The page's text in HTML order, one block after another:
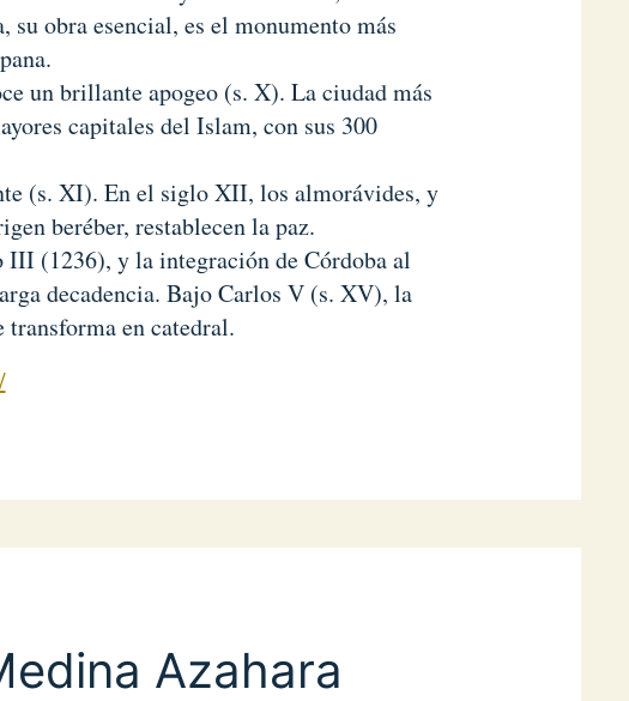
obra esencial, es el monumento más
un brillante apogeo (s. X). La ciudad más
capitales del Islam, con sus 300
(s. XI). En el siglo XII, los almorávides, y
beréber, restablecen la paz.
III (1236), y la integración de Córdoba al
decadencia. Bajo Carlos V (s. XV), la
transforma en catedral.
Azahara